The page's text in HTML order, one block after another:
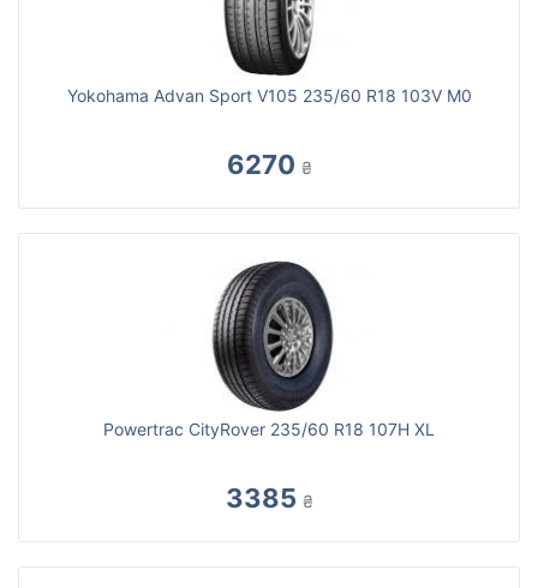
Yokohama Advan Sport V105 235/60 R18 103V M0
6270 ₴
Powertrac CityRover 235/60 R18 107H XL
3385 ₴